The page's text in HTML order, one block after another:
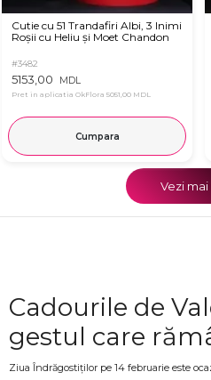
Cutie cu 51 Trandafiri Albi, 3 Inimi
Roșii cu Heliu și Moet Chandon
#3482
5153,00 MDL
Pret in aplicatia OkFlora 5051,00 MDL
Cumpara
Vezi
Cadourile de
gestul care
Ziua Îndrăgostiților pe 14 februarie este